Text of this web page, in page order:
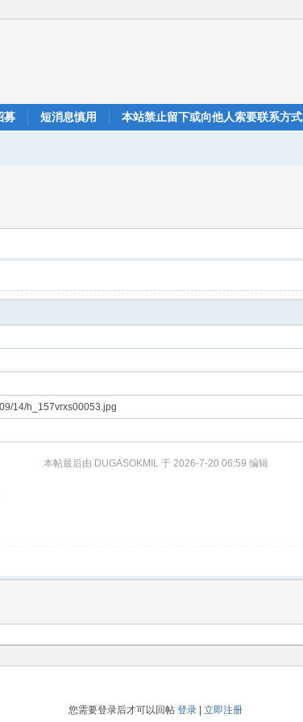
募 短消息慎用 本站禁止留下或向他人索要联系方式
14/h_157vrxs00053.jpg
本帖最后由 DUGASOKMIL 于 2026-7-20 06:59 编辑
您需要登录后才可以回帖登录 |立即注册